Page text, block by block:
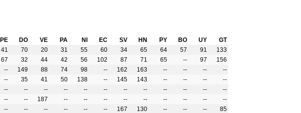
PE DO VE PA NI EC SV HN PY BO UY
GT
41 70 20 31 55 60 34 65 64 57 91
133
67 32 44 42 56 102 87 71 65 -- 97
156
-- 149 88 74 98 -- 162 163 -- -- --
--
-- 35 41 50 138 -- 145 143 -- -- --
--
-- -- -- -- -- -- -- -- -- -- --
--
-- -- 187 -- -- -- -- -- -- -- --
--
-- -- -- -- -- -- 167 130 -- -- --
85